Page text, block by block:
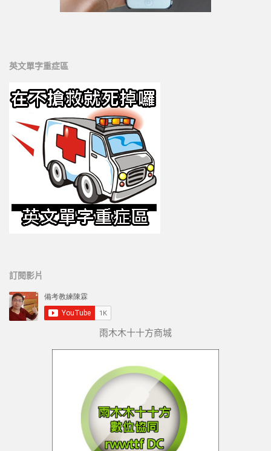
英文單字重症區
訂閱影片
雨木木十十方商城